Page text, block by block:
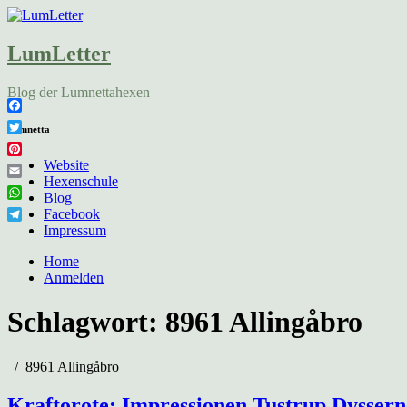
LumLetter
Blog der Lumnettahexen
Lumnetta
Website
Hexenschule
Blog
Facebook
Impressum
Home
Anmelden
Schlagwort: 8961 Allingåbro
8961 Allingåbro
Facebook
Twitter
Pinterest
Email
WhatsApp
Telegram